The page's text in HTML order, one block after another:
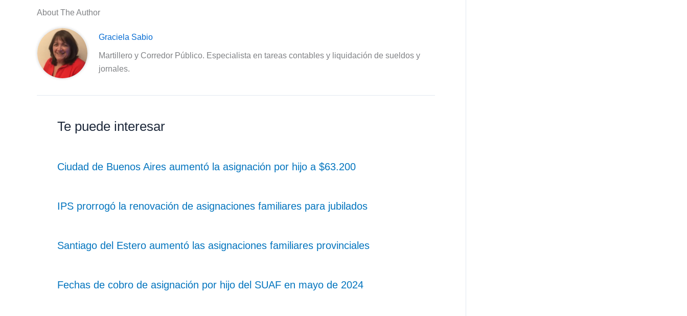
About The Author
Graciela Sabio
Martillero y Corredor Público. Especialista en tareas contables y liquidación de sueldos y
jornales.
Te puede interesar
Ciudad de Buenos Aires aumentó la asignación por hijo a $63.200
IPS prorrogó la renovación de asignaciones familiares para jubilados
Santiago del Estero aumentó las asignaciones familiares provinciales
Fechas de cobro de asignación por hijo del SUAF en mayo de 2024